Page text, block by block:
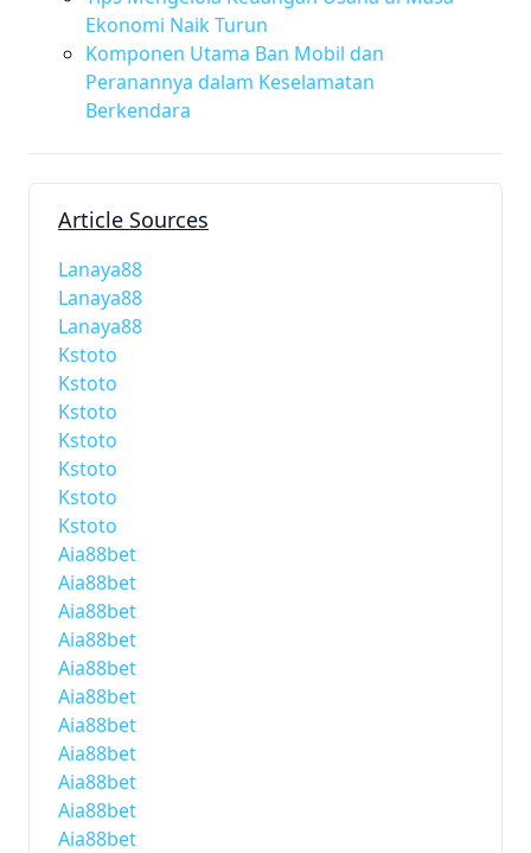
Ekonomi Naik Turun
Komponen Utama Ban Mobil dan
Peranannya dalam Keselamatan
Berkendara
Article Sources
Lanaya88
Lanaya88
Lanaya88
Kstoto
Kstoto
Kstoto
Kstoto
Kstoto
Kstoto
Kstoto
Aia88bet
Aia88bet
Aia88bet
Aia88bet
Aia88bet
Aia88bet
Aia88bet
Aia88bet
Aia88bet
Aia88bet
Aia88bet